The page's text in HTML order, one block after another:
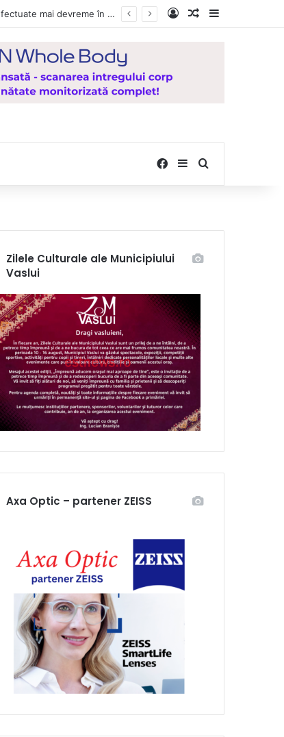
Vești bune pentru zeci de mii de vasluieni! Plățile alocațiilor, indemnizațiilor și stimulentelor, efectuate mai devreme în luna august 2026 Log InRandom Article
Facebook
SidebarSearch for
Zilele Culturale ale Municipiului
Vaslui
Axa Optic – partener ZEISS